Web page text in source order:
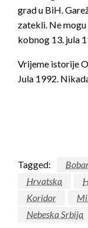
grad u BiH.
zatekli. Ne
kobnog 13. jula
Vrijeme istorije
Jula 1992.
Tagged:
Hrvatska
Koridor
Nebeska Srbija